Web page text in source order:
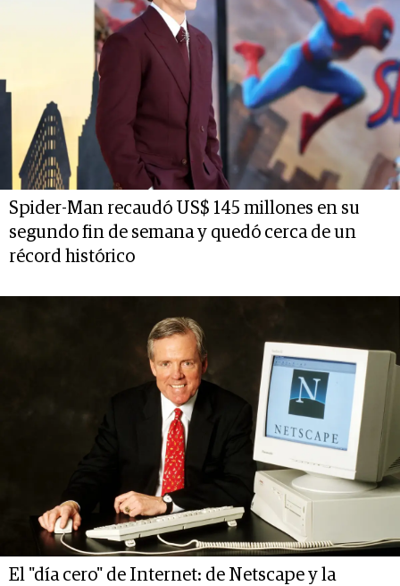
Spider-Man recaudó US$ 145 millones en su
segundo fin de semana y quedó cerca de un
récord histórico
El "día cero" de Internet: de Netscape y la